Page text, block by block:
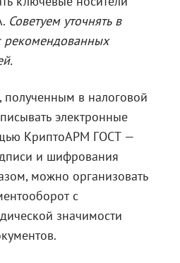
Советуем уточнять в
рекомендованных
в налоговой
электронные
КриптоАРМ ГОСТ —
и шифрования
можно организовать
с
значимости